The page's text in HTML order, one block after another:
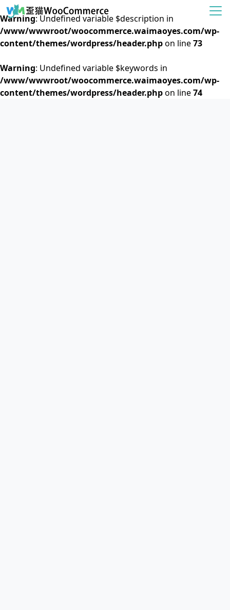
Warning: Undefined variable $description in
/www/wwwroot/woocommerce.waimaoyes.com/wp-
content/themes/wordpress/header.phpon line73
Warning: Undefined variable $keywords in
/www/wwwroot/woocommerce.waimaoyes.com/wp-
content/themes/wordpress/header.phpon line74